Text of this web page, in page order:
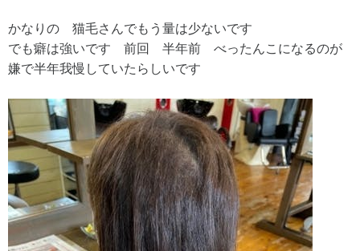
かなりの 猫毛さんでもう量は少ないです
でも癖は強いです 前回 半年前 べったんこになるのが
嫌で半年我慢していたらしいです